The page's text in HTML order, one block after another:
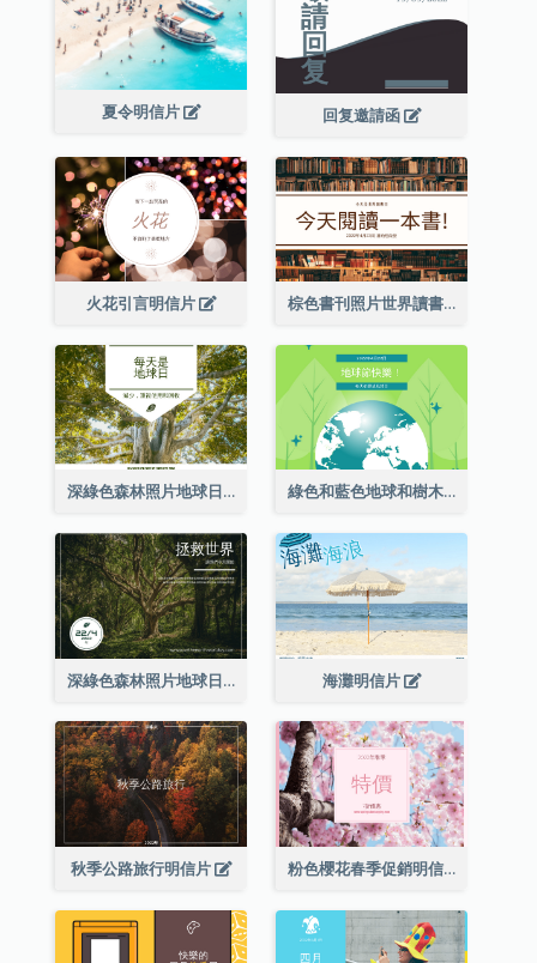
夏令明信片 回复邀請函
火花引言明信片 棕色書刊照片世界讀書日明信片
深綠色森林照片地球日明信片 綠色和藍色地球和樹木插圖地球日明信片
深綠色森林照片地球日明信片 海灘明信片
秋季公路旅行明信片 粉色櫻花春季促銷明信片